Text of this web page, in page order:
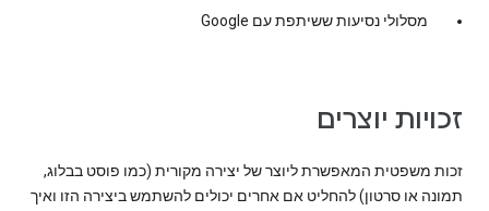
מסלולי נסיעות ששיתפת עם Google
זכויות יוצרים
זכות משפטית המאפשרת ליוצר של יצירה מקורית (כמו פוסט בבלוג,
תמונה או סרטון) להחליט אם אחרים יכולים להשתמש ביצירה הזו ואיך